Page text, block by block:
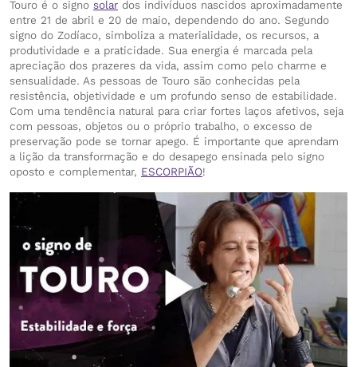
Touro é o signo solar dos indivíduos nascidos aproximadamente
entre 21 de abril e 20 de maio, dependendo do ano. Segundo
signo do Zodíaco, simboliza a materialidade, os recursos, a
produtividade e a praticidade. Sua energia é marcada pela
apreciação dos prazeres da vida, assim como pelo charme e
sensualidade. As pessoas de Touro são conhecidas pela
resistência, objetividade e um profundo senso de estabilidade.
Com uma tendência natural para criar fortes laços afetivos, seja
com pessoas, objetos ou o próprio trabalho, o excesso de
preservação pode se tornar apego. É importante que aprendam
a lição da transformação e do desapego ensinada pelo signo
oposto e complementar, ESCORPIÃO!